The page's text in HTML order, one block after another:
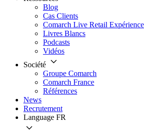
Blog
Cas Clients
Comarch Live Retail Expérience
Livres Blancs
Podcasts
Vidéos
Société
Groupe Comarch
Comarch France
Références
News
Recrutement
Language FR